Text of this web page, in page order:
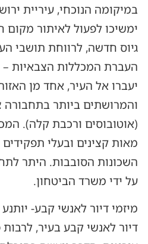
במיקומה הנוכחי, עיריית
ימשיכו לפעול לאיתור
גיוס חדשה, לרווחת תושבי
העברת המכללות הצבאיות
יעברו אל העיר, אחד מן
והמרושתים ביותר בתחבורה
(אוטובוסים ורכבת קלה).
מאות קצינים ובעלי תפקידים
השכונות הסובבות. היתר
על ידי משרד הביטחון.
מיזמי דיור לאנשי קבע-
דיור לאנשי קבע בעיר,